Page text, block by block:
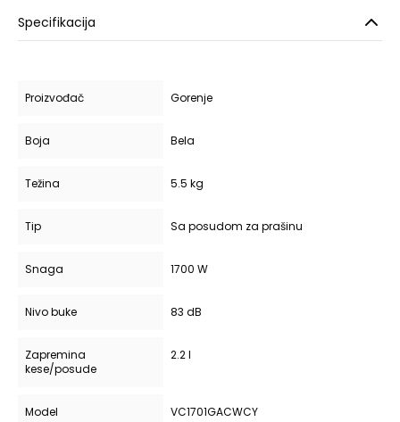
Specifikacija
Proizvođač Gorenje
Boja Bela
Težina 5.5 kg
Tip Sa posudom za prašinu
Snaga 1700 W
Nivo buke 83 dB
Zapremina
kese/posude
2.2 l
Model VC1701GACWCY